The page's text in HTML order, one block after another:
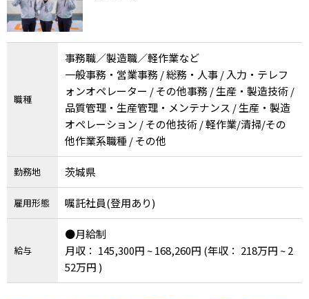
職種
事務職／製造職／軽作業など
一般事務・営業事務 / 総務・人事 / 入力・テレフ
ォンオペレーター / その他事務 / 生産・製造技術 /
品質管理・生産管理・メンテナンス / 生産・製造
オペレーション / その他技術 / 軽作業/清掃/その
他作業系職種 / その他
勤務地 茨城県
雇用形態 嘱託社員(登用あり)
給与
●月給制
月収： 145,300円 ~ 168,260円 (年収： 218万円 ~ 2
52万円 )